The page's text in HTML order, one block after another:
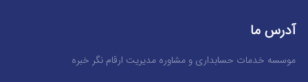
آدرس ما
موسسه خدمات حسابداری و مشاوره مدیریت ارقام نگر خبره